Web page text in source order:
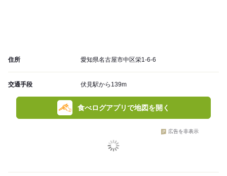
住所 愛知県名古屋市中区栄1-6-6
交通手段 伏見駅から139m
食べログアプリで地図を開く
広告を非表示